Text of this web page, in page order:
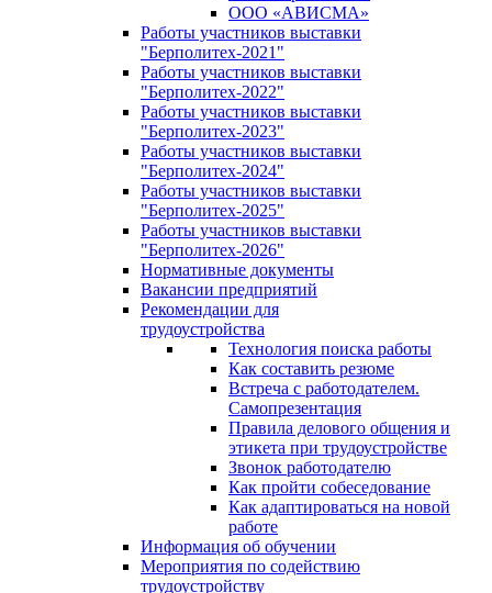
ООО «АВИСМА»
Работы участников выставки
"Берполитех-2021"
Работы участников выставки
"Берполитех-2022"
Работы участников выставки
"Берполитех-2023"
Работы участников выставки
"Берполитех-2024"
Работы участников выставки
"Берполитех-2025"
Работы участников выставки
"Берполитех-2026"
Нормативные документы
Вакансии предприятий
Рекомендации для
трудоустройства
Технология поиска работы
Как составить резюме
Встреча с работодателем.
Самопрезентация
Правила делового общения и
этикета при трудоустройстве
Звонок работодателю
Как пройти собеседование
Как адаптироваться на новой
работе
Информация об обучении
Мероприятия по содействию
трудоустройству